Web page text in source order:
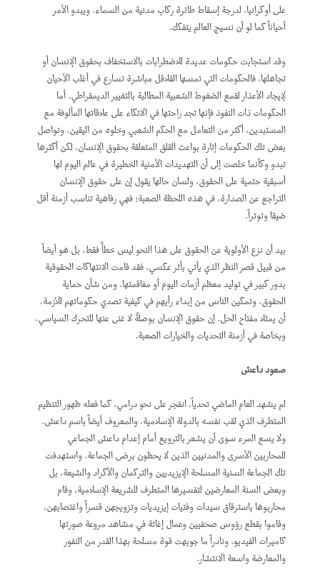
على أوكرانيا، لدرجة إسقاط طائرة ركاب مدنية من السماء. ويبدو الأمر
أحياناً كما لو أن نسيج العالم يتفكك.
وقد استجابت حكومات عديدة للاضطرابات بالاستخفاف بحقوق الإنسان أو
تجاهلها، فالحكومات التي تمسها القلاقل مباشرة تسارع في أغلب الأحيان
لإيجاد الأعذار لقمع الضغوط الشعبية المطالبة بالتغيير الديمقراطي. أما
الحكومات ذات النفوذ فإنها تجد راحتها في الاتكاء على علاقاتها المألوفة مع
المستبدين، أكثر من التعامل مع الحكم الشعبي وخلوه من اليقين. وتواصل
بعض تلك الحكومات إثارة بواعث القلق المتعلقة بحقوق الإنسان، لكن أكثرها
تبدو وكأنما خلصت إلى أن التهديدات الأمنية الخطيرة في عالم اليوم لها
أسبقية حتمية على الحقوق، ولسان حالها يقول إن على حقوق الإنسان
التراجع عن الصدارة، في هذه اللحظة الصعبة؛ فهي رفاهية تناسب أزمنة أقل
ضيقا وتوتراً.
بيد أن نزع الأولوية عن الحقوق على هذا النحو ليس خطأً فقط، بل هو أيضاً
من قبيل قصر النظر الذي يأتي بأثر عكسي، فقد قامت الانتهاكات الحقوقية
بدور كبير في توليد معظم أزمات اليوم أو مفاقمتها، ومن شأن حماية
الحقوق، وتمكين الناس من إبداء رأيهم في كيفية تصدي حكوماتهم للأزمة،
أن يمثلا مفتاح الحل. إن حقوق الإنسان بوصلةٌ لا غنى عنها للتحرك السياسي،
وبخاصة في أزمنة التحديات والخيارات الصعبة.
صعود داعش
لم يشهد العام الماضي تحدياً، انفجر على نحو درامي، كما فعله ظهور التنظيم
المتطرف الذي لقب نفسه بالدولة الإسلامية، والمعروف أيضاً باسم داعش.
ولا يسع المرء سوى أن يشعر بالترويع أمام إعدام داعش الجماعي
للمحاربين الأسرى والمدنيين الذين لا يحظون برضى الجماعة. واستهدفت
تلك الجماعة السنية المسلحة الإيزيديين والتركمان والأكراد والشيعة، بل
وبعض السنة المعارضين لتفسيرها المتطرف للشريعة الإسلامية، وقام
محاربوها باسترقاق سيدات وفتيات إيزيديات وتزويجهن قسراً واغتصابهن،
وقاموا بقطع رؤوس صحفيين وعمال إغاثة في مشاهد مروعة صورتها
كاميرات الفيديو. ونادراً ما جوبهت قوة مسلحة بهذا القدر من النفور
والمعارضة واسعة الانتشار.